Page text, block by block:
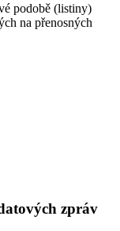
podobě (listiny)
na přenosných
zpráv